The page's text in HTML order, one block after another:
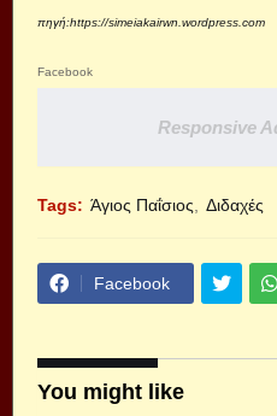
πηγή:https://simeiakairwn.wordpress.com
Facebook
Responsive
Tags: Άγιος Παΐσιος Διδαχές
Facebook
You might like